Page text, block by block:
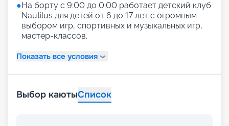
●На борту с 9:00 до 0:00 работает детский клуб
Nautilus для детей от 6 до 17 лет с огромным
выбором игр, спортивных и музыкальных игр,
мастер-классов.
Показать все условия
Выбор каютыСписок